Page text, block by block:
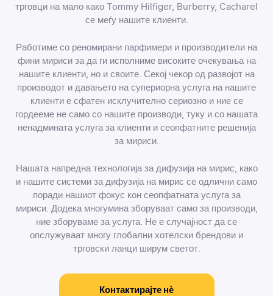
трговци на мало како Tommy Hilfiger, Burberry, Cacharel
се меѓу нашите клиенти.
Работиме со реномирани парфимери и производители на
фини мириси за да ги исполниме високите очекувања на
нашите клиенти, но и своите. Секој чекор од развојот на
производот и давањето на супериорна услуга на нашите
клиенти е сфатен исклучително сериозно и ние се
гордееме не само со нашите производи, туку и со нашата
ненадмината услуга за клиенти и сеопфатните решенија
за мириси.
Нашата напредна технологија за дифузија на мирис, како
и нашите системи за дифузија на мирис се одлични само
поради нашиот фокус кон сеопфатната услуга за
мириси. Додека многумина зборуваат само за производи,
ние зборуваме за услуга. Не е случајност да се
опслужуваат многу глобални хотелски брендови и
трговски ланци ширум светот.
Контактирајте нѐ